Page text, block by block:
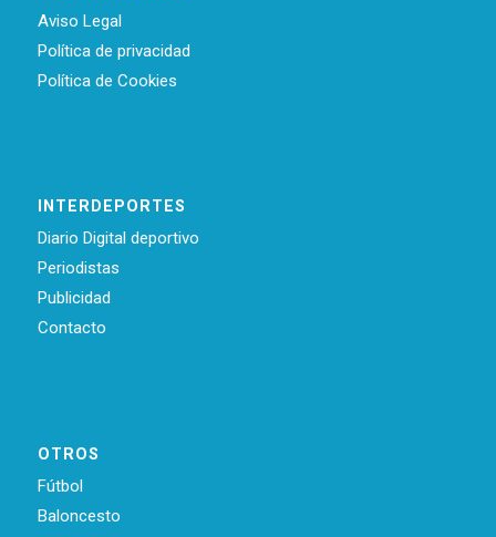
Aviso Legal
Política de privacidad
Política de Cookies
INTERDEPORTES
Diario Digital deportivo
Periodistas
Publicidad
Contacto
OTROS
Fútbol
Baloncesto